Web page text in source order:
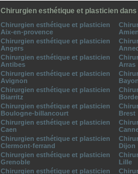
Chirurgien esthétique et plasticien
Chirurgien esthétique et plasticien
Aix-en-provence
Chirurgien esthétique et plasticien
Angers
Chirurgien esthétique et plasticien
Antibes
Arras
Chirurgien esthétique et plasticien
Avignon
Chirurgien esthétique et plasticien
Biarritz
Chirurgien esthétique et plasticien
Boulogne-billancourt
Brest
Chirurgien esthétique et plasticien
Caen
Chirurgien esthétique et plasticien
Clermont-ferrand
Dijon
Chirurgien esthétique et plasticien
Grenoble
Lille
Chirurgien esthétique et plasticien